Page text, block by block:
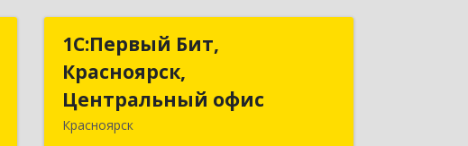
1С:Первый Бит,
Красноярск,
Центральный офис
Красноярск
1С:Первый Бит,
Центральный офис